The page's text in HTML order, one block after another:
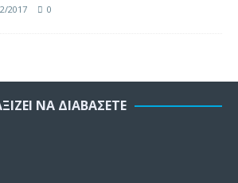
2017 0
ΝΑ ΔΙΑΒΆΣΕΤΕ